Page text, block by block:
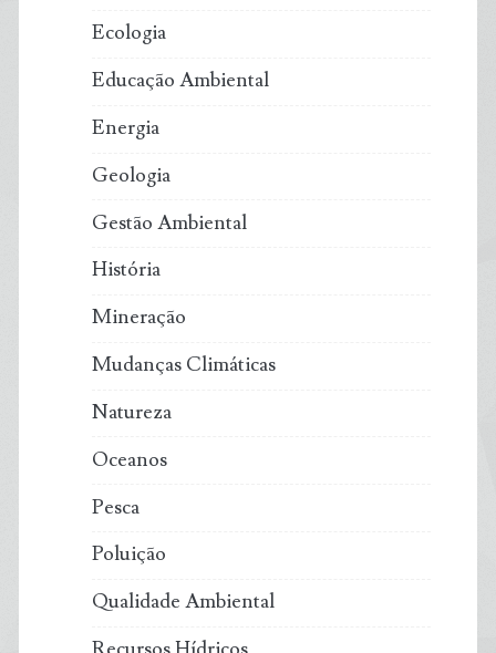
Ecologia
Educação Ambiental
Energia
Geologia
Gestão Ambiental
História
Mineração
Mudanças Climáticas
Natureza
Oceanos
Pesca
Poluição
Qualidade Ambiental